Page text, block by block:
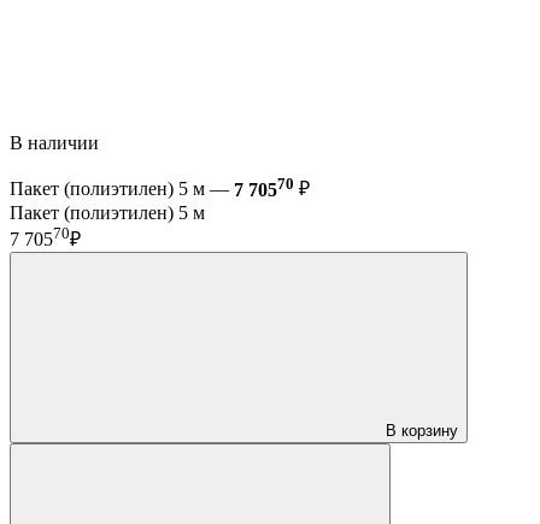
В наличии
Пакет (полиэтилен) 5 м — 7 70570 ₽
Пакет (полиэтилен) 5 м
7 70570₽
В корзину